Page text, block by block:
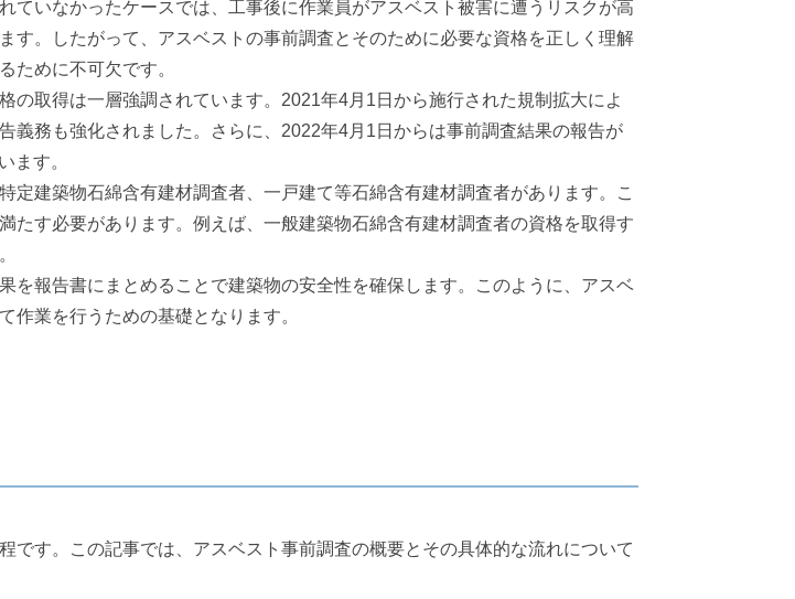
いなかったケースでは、工事後に作業員がアスベスト被害に遭うリスクが高
す。したがって、アスベストの事前調査とそのために必要な資格を正しく理解
ために不可欠です。
取得は一層強調されています。2021年4月1日から施行された規制拡大によ
義務も強化されました。さらに、2022年4月1日からは事前調査結果の報告が
ます。
建築物石綿含有建材調査者、一戸建て等石綿含有建材調査者があります。こ
たす必要があります。例えば、一般建築物石綿含有建材調査者の資格を取得す
を報告書にまとめることで建築物の安全性を確保します。このように、アスベ
作業を行うための基礎となります。
す。この記事では、アスベスト事前調査の概要とその具体的な流れについて